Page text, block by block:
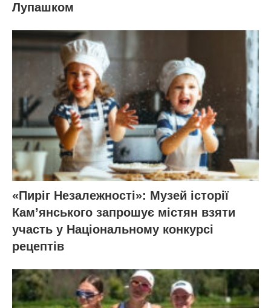
Лупашком
«Пиріг Незалежності»: Музей історії
Кам’янського запрошує містян взяти
участь у Національному конкурсі
рецептів